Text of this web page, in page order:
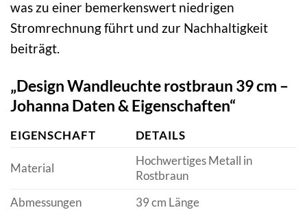
was zu einer bemerkenswert niedrigen
Stromrechnung führt und zur Nachhaltigkeit
beiträgt.
„Design Wandleuchte rostbraun 39 cm –
Johanna Daten & Eigenschaften“
EIGENSCHAFT DETAILS
Material
Hochwertiges Metall in
Rostbraun
Abmessungen
39 cm Länge